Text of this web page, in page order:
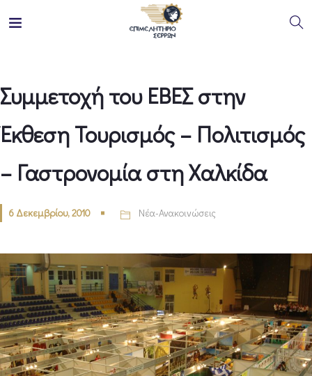
Συμμετοχή του ΕΒΕΣ στην
Έκθεση Τουρισμός – Πολιτισμός
– Γαστρονομία στη Χαλκίδα
6 Δεκεμβρίου, 2010 Νέα-Ανακοινώσεις